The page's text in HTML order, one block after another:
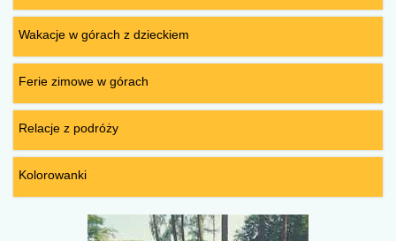
Wakacje w górach z dzieckiem
Ferie zimowe w górach
Relacje z podróży
Kolorowanki